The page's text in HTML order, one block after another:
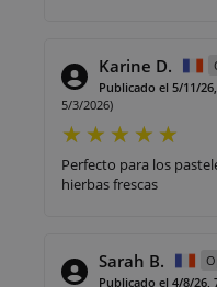
Karine D.
Publicado el 5/11/
5/3/2026)
Perfecto para los
hierbas frescas
Sarah B.
Publicado el 4/8/26,